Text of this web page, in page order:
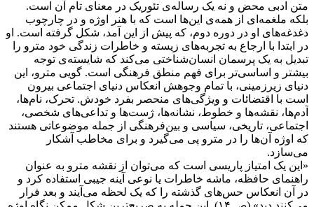
متن ادبی محض و نه یک رساله‌ی تئوریک در معنای تام آن است.
بلکه ملغمه‌ای از همه‌ی این‌ها است که با هنر اوژه و در چارچوب
دغدغه‌های او در دوره دوم، که پیش از این آمد، شکل گرفته است. او
در ابتدا با ارجاع به تجربه‌های زیسته و خاطرات زندگی خود مترو را
تبدیل به یک پرسمان انسان‌شناختی می‌کند که شایسته‌ی توجه
بیشتر و اساسی‌تر برای فهم منطق فرهنگی است. گویی مترو، این
دنیای زیرزمینی، با تمام وجوهش انعکاس دنیای اجتماعی بیرون
است با اقتضائات و ویژگی‌های منحصر بفرد خودش. تحرک، نام‌ها،
آدم‌ها، نقشه‌ها و خطوط، نشانه‌ها، ژست‌ها و تداعی‌های شخصی،
اجتماعی، تاریخی، سیاسی و بین‌فرهنگی از جمله موضوعاتی هستند
که اوژه آن‌ها را در مترو پی می‌گیرد و برای مخاطب آشکار
می‌سازد.
«این یک امتیاز پاریسی است که می‌توان از نقشه مترو به عنوان
راهنمای حافظه، ماشه خاطرات یا نوعی آینه جیبی استفاده کرد و
در آن انعکاس حس‌های گذشته را که یک لحظه می‌آیند و بعد فرار